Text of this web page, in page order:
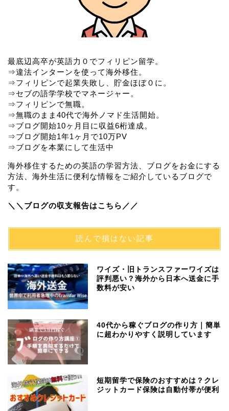
最底辺高卒が英語力０でフィリピン留学。
⇒違法インターンを使って海外移住。
⇒フィリピンで起業失敗し、貯金ほぼ０に。
⇒セブの語学学校でマネージャー。
⇒フィリピンで無職。
⇒無職のまま40代で海外ノマド生活開始。
⇒ブログ開始10ヶ月目に収益6桁達成。
⇒ブログ開始1年1ヶ月で10万PV
⇒ブログを本業にして生活中
海外移住するための英語の学習方法、ブログをお金にする
方法、海外生活に便利な情報をご紹介しているブログで
す。
＼＼ブログの収支報告はこちら／／
読んで損はない記事
ワイズ・旧トランスファーワイズは
評判悪い？海外から日本へ送金に手
数料が安い
40代から稼ぐブログの作り方｜簡単
に超わかりやすく説明しています
短期留学で保険のおすすめは？クレ
ジットカード保険は自動付帯が便利